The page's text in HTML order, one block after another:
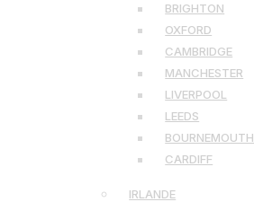
BRIGHTON
OXFORD
CAMBRIDGE
MANCHESTER
LIVERPOOL
LEEDS
BOURNEMOUTH
CARDIFF
IRLANDE